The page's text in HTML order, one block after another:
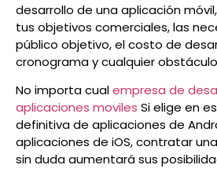
desarrollo de una aplicación
tus objetivos comerciales, las
público objetivo, el costo de
cronograma y cualquier
No importa cualempresa de
aplicaciones moviles Si elige en
definitiva de aplicaciones de
aplicaciones de iOS, contratar
sin duda aumentará sus